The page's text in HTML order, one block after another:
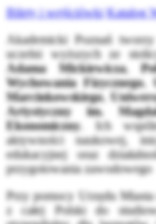
Bilety i wejściówki Katalog
Akademicki Poznań
uczelni wyższych ze
Adama Mickiewicza,
Wychowania Fizycznego,
Marcinkowskiego,
Artystyczny im.
Ekonomiczny. Ich
aktywności naukowej,
edukacyjnej oraz
przygotowania zawodowego
Przy pomocy Urzędu
z całej Polski do